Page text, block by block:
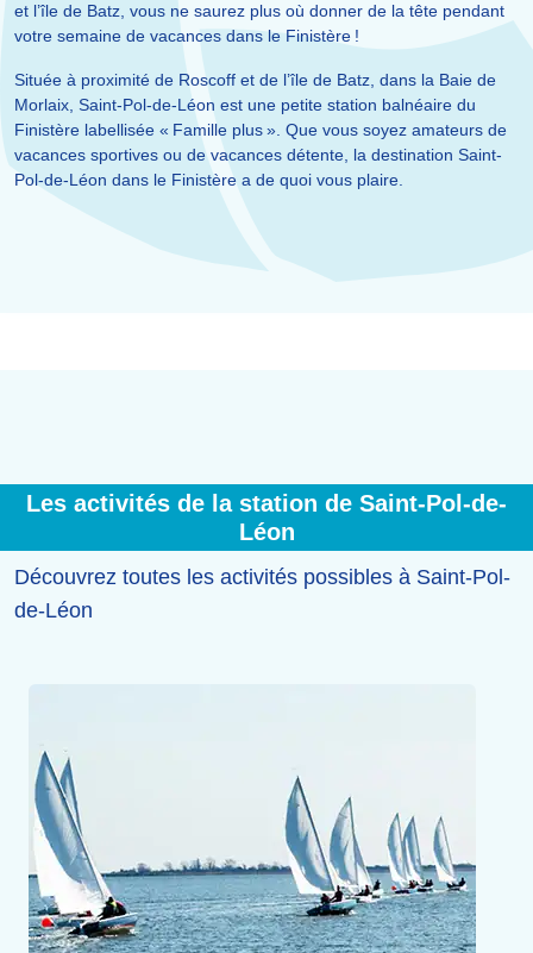
et l’île de Batz, vous ne saurez plus où donner de la tête pendant
votre semaine de vacances dans le Finistère !
Située à proximité de Roscoff et de l’île de Batz, dans la Baie de
Morlaix, Saint-Pol-de-Léon est une petite station balnéaire du
Finistère labellisée « Famille plus ». Que vous soyez amateurs de
vacances sportives ou de vacances détente, la destination Saint-
Pol-de-Léon dans le Finistère a de quoi vous plaire.
Les activités de la station de Saint-Pol-de-
Léon
Découvrez toutes les activités possibles à Saint-Pol-
de-Léon